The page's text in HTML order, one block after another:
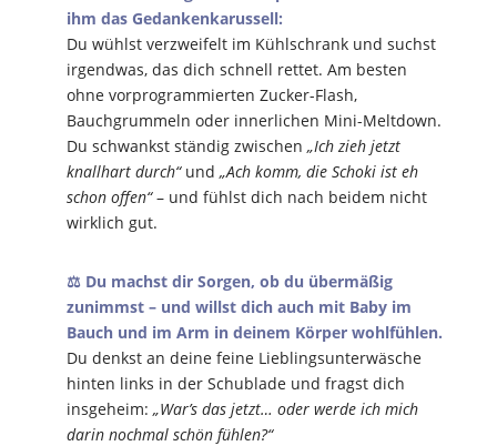
ihm das Gedankenkarussell:
Du wühlst verzweifelt im Kühlschrank und suchst
irgendwas, das dich schnell rettet. Am besten
ohne vorprogrammierten Zucker-Flash,
Bauchgrummeln oder innerlichen Mini-Meltdown.
Du schwankst ständig zwischen „Ich zieh jetzt
knallhart durch“und „Ach komm, die Schoki ist eh
schon offen“– und fühlst dich nach beidem nicht
wirklich gut.
⚖️ Du machst dir Sorgen, ob du übermäßig
zunimmst – und willst dich auch mit Baby im
Bauch und im Arm in deinem Körper wohlfühlen.
Du denkst an deine feine Lieblingsunterwäsche
hinten links in der Schublade und fragst dich
insgeheim: „War’s das jetzt… oder werde ich mich
darin nochmal schön fühlen?“